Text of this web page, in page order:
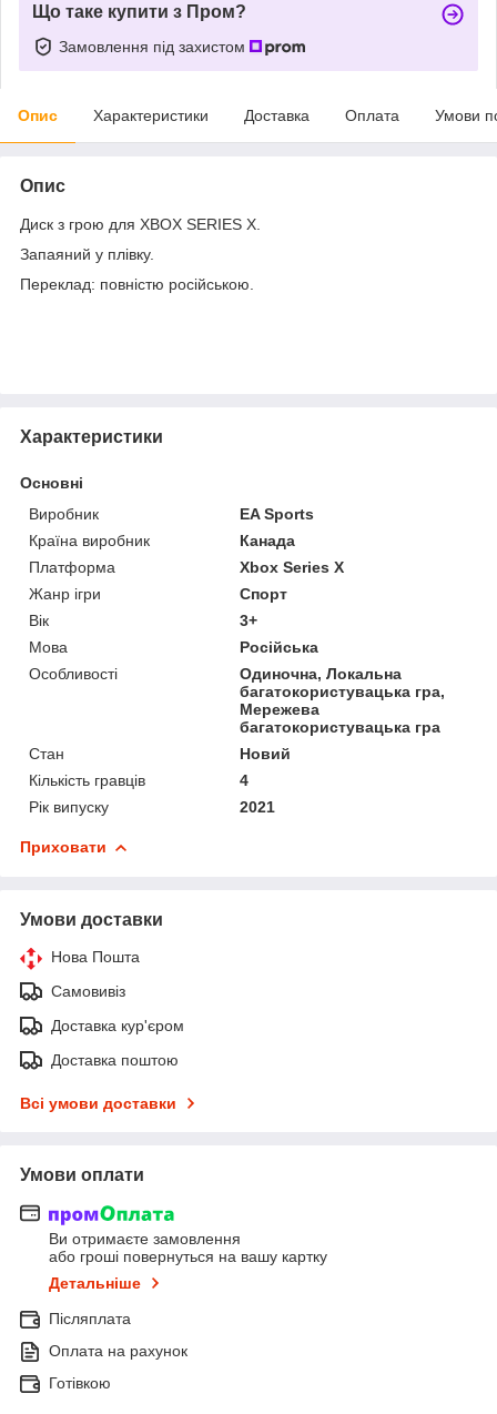
Що таке купити з Пром?
Замовлення під захистом
Опис Характеристики Доставка Оплата Умови
Опис
Диск з грою для XBOX SERIES X.
Запаяний у плівку.
Переклад: повністю російською.
Характеристики
Основні
Виробник
EA Sports
Країна виробник
Канада
Платформа
Xbox Series X
Жанр ігри
Спорт
Вік
3+
Мова
Російська
Особливості
Одиночна, Локальна
багатокористувацька гра,
Мережева
багатокористувацька гра
Стан
Новий
Кількість гравців
4
Рік випуску
2021
Приховати
Умови доставки
Нова Пошта
Самовивіз
Доставка кур'єром
Доставка поштою
Всі умови доставки
Умови оплати
Ви отримаєте замовлення
або гроші повернуться на вашу картку
Детальніше
Післяплата
Оплата на рахунок
Готівкою